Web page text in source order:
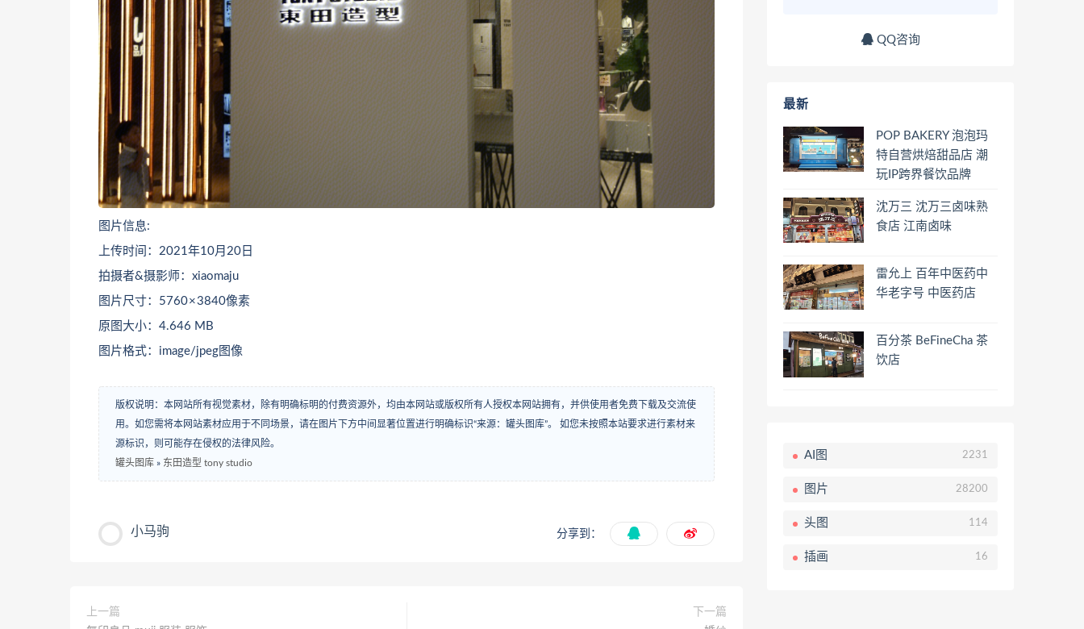
图片信息:
上传时间：2021年10月20日
拍摄者&摄影师：xiaomaju
图片尺寸：5760 × 3840像素
原图大小：4.646 MB
图片格式：image/jpeg图像
版权说明：本网站所有视觉素材，除有明确标明的付费资源外，均由本网站或版权所有人授权本网站拥有，并供使用者免费下载及交流使
用。如您需将本网站素材应用于不同场景，请在图片下方中间显著位置进行明确标识“来源：罐头图库”。 如您未按照本站要求进行素材来
源标识，则可能存在侵权的法律风险。
罐头图库 » 东田造型 tony studio
小马驹 分享到：
上一篇
下一篇
QQ咨询
最新
POP BAKERY 泡泡玛
特自营烘焙甜品店 潮
玩IP跨界餐饮品牌
沈万三 沈万三卤味熟
食店 江南卤味
雷允上 百年中医药中
华老字号 中医药店
百分茶 BeFineCha 茶
饮店
AI图 2231
图片 28200
头图 114
插画 16